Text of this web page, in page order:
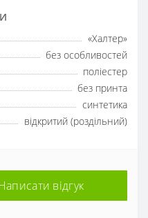
«Халтер»
без особливостей
поліестер
без принта
синтетика
відкритий (роздільний)
відгук